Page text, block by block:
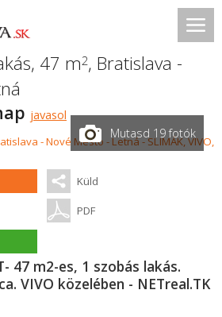
47 m2, Bratislava -
javasol
Mutasd 19 fotók
Küld
PDF
47 m2-es, 1 szobás lakás.
VIVO közelében - NETreal.TK